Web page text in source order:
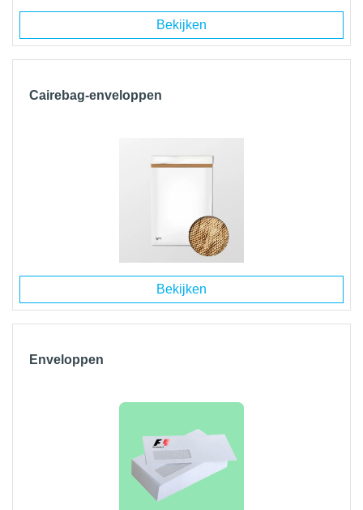
Bekijken
Cairebag-enveloppen
Bekijken
Enveloppen